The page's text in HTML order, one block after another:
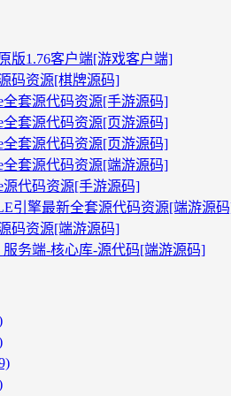
版1.76客户端[游戏客户端]
码资源[棋牌源码]
全套源代码资源[手游源码]
全套源代码资源[页游源码]
全套源代码资源[页游源码]
全套源代码资源[端游源码]
源代码资源[手游源码]
引擎最新全套源代码资源[端游源
码资源[端游源码]
服务端-核心库-源代码[端游源码]